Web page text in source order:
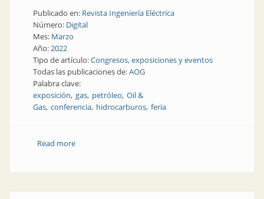
Publicado en: Revista Ingeniería Eléctrica
Número: Digital
Mes: Marzo
Año:2022
Tipo de artículo:Congresos, exposiciones y eventos
Todas las publicaciones de:AOG
Palabra clave:
exposición gas petróleo Oil &
Gas conferencia hidrocarburos feria
Read moreabout Marzo en La Rural: gas y petróleo a la vista